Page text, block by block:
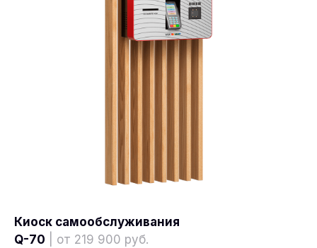
Киоск самообслуживания
Q-70 | от 219 900 руб.